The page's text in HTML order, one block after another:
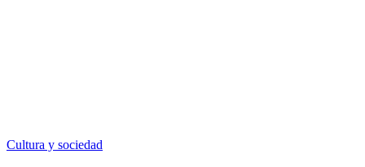
Cultura y sociedad